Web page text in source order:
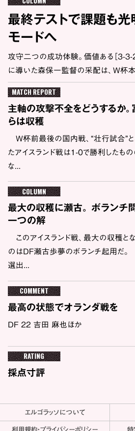
最終テストで課題も
モードへ
攻守二つの成功体験。価値ある［3-
に導いた森保一監督の采配は、W杯本
MATCH REPORT
主軸の攻撃不全をどうするか。
らは収穫
W杯前最後の国内戦、“壮行試合”と
たアイスランド戦は1-0で勝利したも
な...
COLUMN
最大の収穫に瀬古。 ボランチ
一つの解
このアイスランド戦、最大の収穫と
のはDF瀬古歩夢のボランチ起用だ
選出...
COMMENT
最高の状態でオランダ戦を
DF 22 吉田 麻也ほか
RATING
採点寸評
エルゴラッソについて
利用規約・プライバシーポリシー 特